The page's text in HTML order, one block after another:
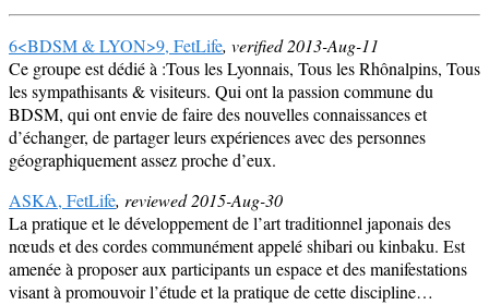
6<BDSM & LYON>9, FetLife, verified 2013-Aug-11
Ce groupe est dédié à :Tous les Lyonnais, Tous les Rhônalpins, Tous
les sympathisants & visiteurs. Qui ont la passion commune du
BDSM, qui ont envie de faire des nouvelles connaissances et
d’échanger, de partager leurs expériences avec des personnes
géographiquement assez proche d’eux.
ASKA, FetLife, reviewed 2015-Aug-30
La pratique et le développement de l’art traditionnel japonais des
nœuds et des cordes communément appelé shibari ou kinbaku. Est
amenée à proposer aux participants un espace et des manifestations
visant à promouvoir l’étude et la pratique de cette discipline…